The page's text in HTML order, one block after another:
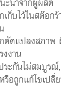
เก็บไว้ในสต๊อก
ดัดแปลงสภาพ
งาน
ระกันไม่สมบูร
รือถูกแก้ไขเปลี่